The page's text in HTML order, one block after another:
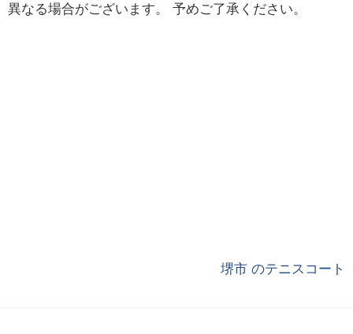
異なる場合がございます。 予めご了承ください。
堺市 のテニスコート